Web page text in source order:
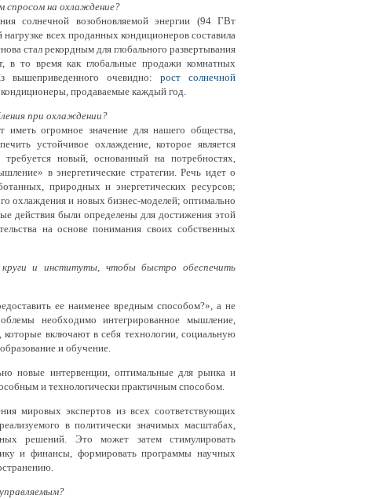
спросом на охлаждение?
солнечной возобновляемой энергии (94 ГВт
всех проданных кондиционеров составила
стал рекордным для глобального развертывания
в то время как глобальные продажи комнатных
вышеприведенного очевидно:рост солнечной
кондиционеры, продаваемые каждый год.
при охлаждении?
иметь огромное значение для нашего общества,
устойчивое охлаждение, которое является
новый, основанный на потребностях,
в энергетические стратегии. Речь идет о
природных и энергетических ресурсов;
охлаждения и новых бизнес-моделей; оптимально
действия были определены для достижения этой
на основе понимания своих собственных
и институты, чтобы быстро обеспечить
ее наименее вредным способом?», а не
необходимо интегрированное мышление,
включают в себя технологии, социальную
и обучение.
новые интервенции, оптимальные для рынка и
и технологически практичным способом.
мировых экспертов из всех соответствующих
в политически значимых масштабах,
решений. Это может затем стимулировать
и финансы, формировать программы научных